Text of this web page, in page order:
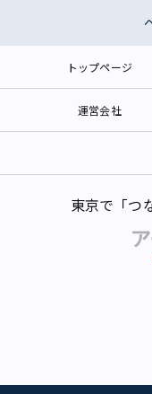
トップページ
運営会社
東京で「つ